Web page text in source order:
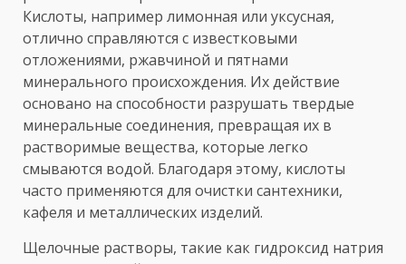
Кислоты, например лимонная или уксусная,
отлично справляются с известковыми
отложениями, ржавчиной и пятнами
минерального происхождения. Их действие
основано на способности разрушать твердые
минеральные соединения, превращая их в
растворимые вещества, которые легко
смываются водой. Благодаря этому, кислоты
часто применяются для очистки сантехники,
кафеля и металлических изделий.
Щелочные растворы, такие как гидроксид натрия